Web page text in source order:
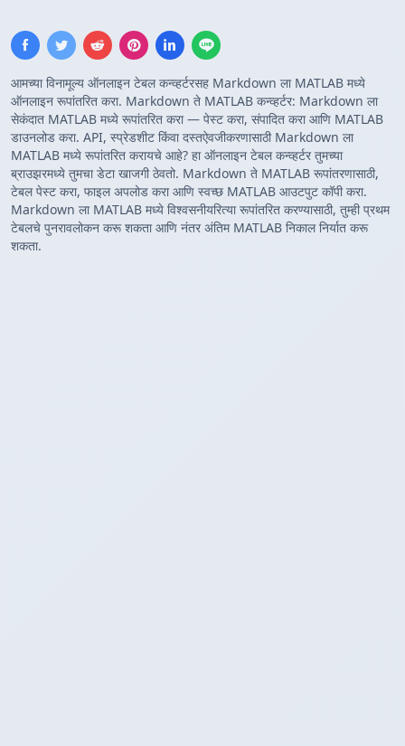
आमच्या विनामूल्य ऑनलाइन टेबल कन्व्हर्टरसह Markdown ला MATLAB मध्ये
ऑनलाइन रूपांतरित करा. Markdown ते MATLAB कन्व्हर्टर: Markdown ला
सेकंदात MATLAB मध्ये रूपांतरित करा — पेस्ट करा, संपादित करा आणि MATLAB
डाउनलोड करा. API, स्प्रेडशीट किंवा दस्तऐवजीकरणासाठी Markdown ला
MATLAB मध्ये रूपांतरित करायचे आहे? हा ऑनलाइन टेबल कन्व्हर्टर तुमच्या
ब्राउझरमध्ये तुमचा डेटा खाजगी ठेवतो. Markdown ते MATLAB रूपांतरणासाठी,
टेबल पेस्ट करा, फाइल अपलोड करा आणि स्वच्छ MATLAB आउटपुट कॉपी करा.
Markdown ला MATLAB मध्ये विश्वसनीयरित्या रूपांतरित करण्यासाठी, तुम्ही प्रथम
टेबलचे पुनरावलोकन करू शकता आणि नंतर अंतिम MATLAB निकाल निर्यात करू
शकता.